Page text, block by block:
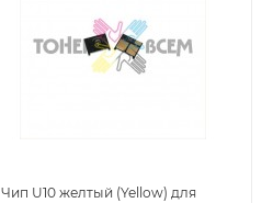
Чип U10 желтый (Yellow) для